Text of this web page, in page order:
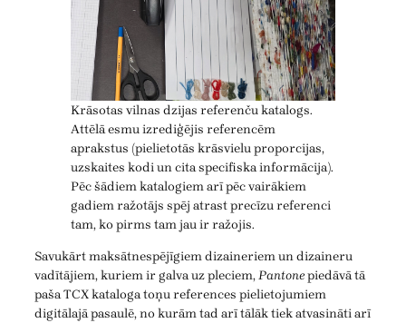
Krāsotas vilnas dzijas referenču katalogs.
Attēlā esmu izrediģējis referencēm
aprakstus (pielietotās krāsvielu proporcijas,
uzskaites kodi un cita specifiska informācija).
Pēc šādiem katalogiem arī pēc vairākiem
gadiem ražotājs spēj atrast precīzu referenci
tam, ko pirms tam jau ir ražojis.
Savukārt maksātnespējīgiem dizaineriem un dizaineru
vadītājiem, kuriem ir galva uz pleciem,Pantonepiedāvā tā
paša TCX kataloga toņu references pielietojumiem
digitālajā pasaulē, no kurām tad arī tālāk tiek atvasināti arī